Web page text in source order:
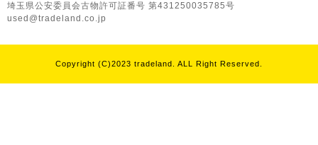
埼玉県公安委員会古物許可証番号 第431250035785号
used@tradeland.co.jp
Copyright (C)2023 tradeland. ALL Right Reserved.